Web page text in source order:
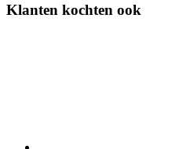
Klanten kochten ook